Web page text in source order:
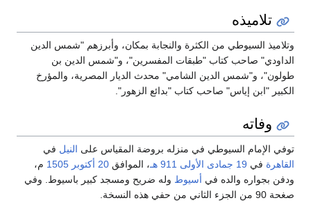
تلاميذه
وتلاميذ السيوطي من الكثرة والنجابة بمكان، وأبرزهم "شمس الدين
الداودي" صاحب كتاب "طبقات المفسرين"، و"شمس الدين بن
طولون"، و"شمس الدين الشامي" محدث الديار المصرية، والمؤرخ
الكبير "ابن إياس" صاحب كتاب "بدائع الزهور".
وفاته
توفي الإمام السيوطي في منزله بروضة المقياس على النيل في
القاهرة في 19 جمادى الأولى 911 هـ ، الموافق 20 أكتوبر 1505 م،
ودفن بجواره والده في أسيوط وله ضريح ومسجد كبير باسيوط. وفي
صغحة 90 من الجزء الثاني من حفي هذه النسخة.